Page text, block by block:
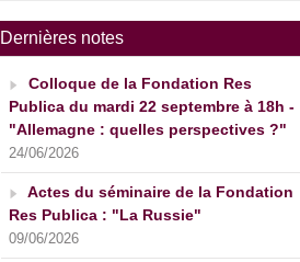
Dernières notes
Colloque de la Fondation Res
Publica du mardi 22 septembre à 18h -
"Allemagne : quelles perspectives ?"
24/06/2026
Actes du séminaire de la Fondation
Res Publica : "La Russie"
09/06/2026